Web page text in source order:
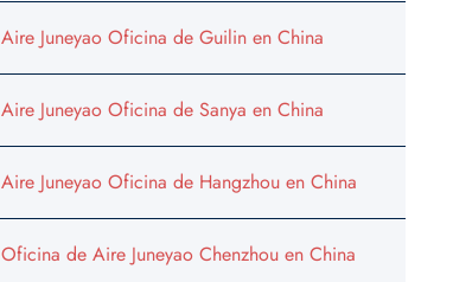
Aire Juneyao Oficina de Guilin en China
Aire Juneyao Oficina de Sanya en China
Aire Juneyao Oficina de Hangzhou en China
Oficina de Aire Juneyao Chenzhou en China